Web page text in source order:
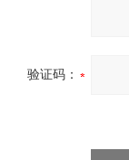
验证码：